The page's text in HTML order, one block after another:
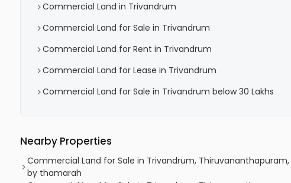
Commercial Land in Trivandrum
Commercial Land for Sale in Trivandrum
Commercial Land for Rent in Trivandrum
Commercial Land for Lease in Trivandrum
Commercial Land for Sale in Trivandrum below 30 Lakhs
Nearby Properties
Commercial Land for Sale in Trivandrum, Thiruvananthapuram,
by thamarah